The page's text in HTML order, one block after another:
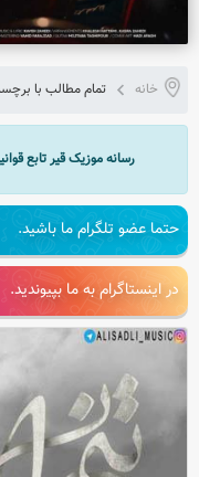
خانه تمام مطالب با
رسانه موزیک قیر تابع
حتما عضو تلگرام ما باشید.
در اینستاگرام به ما بپیوندید.